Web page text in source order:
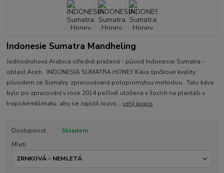
Indonesie Sumatra Mandheling
Jednodruhová Arabica středně pražená - původ Indonesie Sumatra -
oblast Aceh INDONESIA SUMATRA HONEY Káva špičkové kvality
původem ze Sumatry, zpracovávaná polopromytou metodou. Tato káva
bylo po zpracování v roce 2014 pečlivě uložena v žocích na plantáži v
tropickémklimatu, aby se zajistil rozvo... celý popis
Dostupnost
Skladem
Mletí